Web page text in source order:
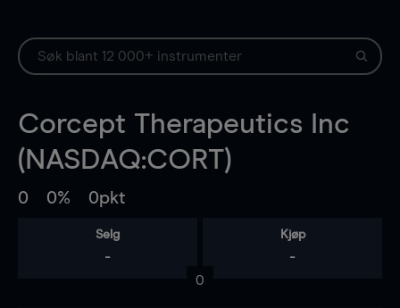
Corcept Therapeutics Inc
(NASDAQ:CORT)
0 0% 0pkt
Selg
-
Kjøp
-
0